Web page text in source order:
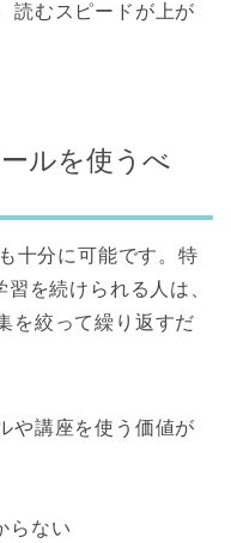
読むスピードが上が
ルを使うべ
十分に可能です。特
を続けられる人は、
を絞って繰り返すだ
や講座を使う価値が
らない